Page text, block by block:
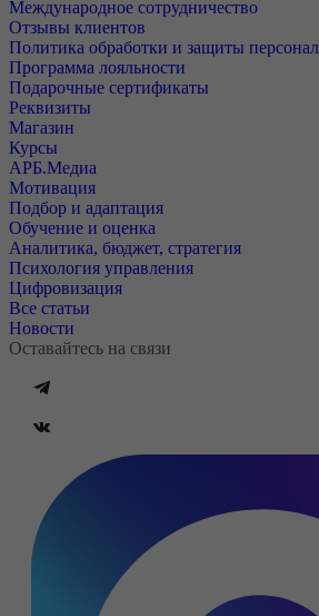
Международное сотрудничество
Отзывы клиентов
Политика обработки и защиты
Программа лояльности
Подарочные сертификаты
Реквизиты
Магазин
Курсы
АРБ.Медиа
Мотивация
Подбор и адаптация
Обучение и оценка
Аналитика, бюджет, стратегия
Психология управления
Цифровизация
Все статьи
Новости
Оставайтесь на связи